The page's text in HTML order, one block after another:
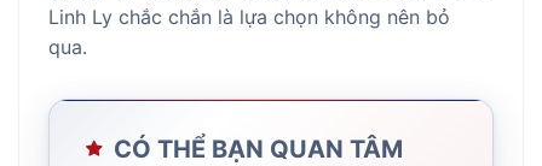
Linh Ly chắc chắn là lựa chọn không nên bỏ
qua.
CÓ THỂ BẠN QUAN TÂM